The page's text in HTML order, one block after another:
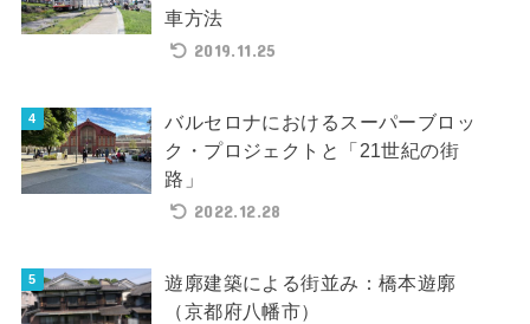
車方法
2019.11.25
バルセロナにおけるスーパーブロッ
ク・プロジェクトと「21世紀の街
路」
2022.12.28
遊廓建築による街並み：橋本遊廓
（京都府八幡市）